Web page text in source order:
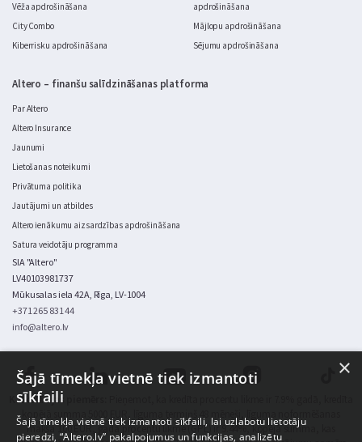
Vēža apdrošināšana
City Combo
Kiberrisku apdrošināšana
apdrošināšana
Mājlopu apdrošināšana
Sējumu apdrošināšana
Altero – finanšu salīdzināšanas platforma
Par Altero
Altero Insurance
Jaunumi
Lietošanas noteikumi
Privātuma politika
Jautājumi un atbildes
Altero ienākumu aizsardzības apdrošināšana
Satura veidotāju programma
SIA "Altero"
LV40103981737
Mūkusalas iela 42A, Rīga, LV-1004
+371 265 831 44
info@altero.lv
Kalkulācijas piemērs:
maksa 100 EUR, gada procentu likme (GPL) ir 9.44%, kopējā summa, kas
×
Šajā tīmekļa vietnē tiek izmantoti
sīkfaili
Šajā tīmekļa vietnē tiek izmantoti sīkfaili, lai uzlabotu lietotāju
pieredzi, “Altero.lv” pakalpojumus un funkcijas, analizētu